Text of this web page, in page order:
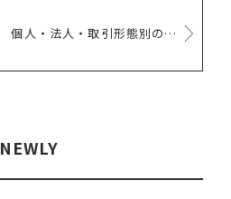
農業で話題の「D2C」 個人・法人・取引形態別のTOとDNVB
NEWLY